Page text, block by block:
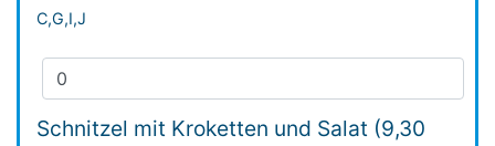
C,G,I,J
Schnitzel mit Kroketten und Salat (9,30